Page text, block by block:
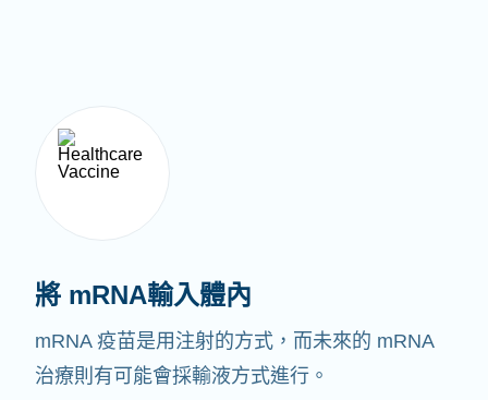
將 mRNA輸入體內
mRNA 疫苗是用注射的方式，而未來的 mRNA
治療則有可能會採輸液方式進行。